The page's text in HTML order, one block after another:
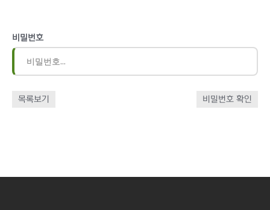
비밀번호
목록보기 비밀번호 확인